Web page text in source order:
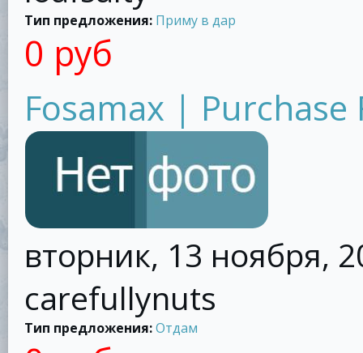
Тип предложения: Приму в дар
0 руб
Fosamax | Purchase
вторник, 13 ноября,
carefullynuts
Тип предложения:Отдам